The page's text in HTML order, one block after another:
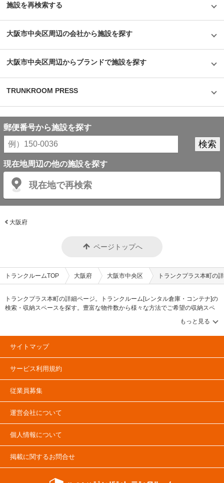
施設を再検索する
大阪市中央区周辺の会社から施設を探す
大阪市中央区周辺からブランドで施設を探す
TRUNKROOM PRESS
郵便番号から施設を探す
現在地周辺の他の施設を探す
現在地で再検索
大阪府
ページトップへ
トランクルームTOP 大阪府 大阪市中央区 トランクプラス本町の
トランクプラス本町の詳細ページ。トランクルーム[レンタル倉庫・コンテナ]の
検索・収納スペースを探す。豊富な物件数から様々な方法でご希望の収納スペ
ースを簡単に探せるトランクルーム情報サイトです。トランクプラス本町の住
所・最寄りの駅、物件タイプのご紹介や料金表、お得なキャンペーン情報もあ
ります。気になる物件タイプを見つけたら、メールか電話でお問合せが可能で
す（無料）。
サイトマップ
サービス利用規約
従業員募集
運営会社について
個人情報について
掲載に関するお問合せ